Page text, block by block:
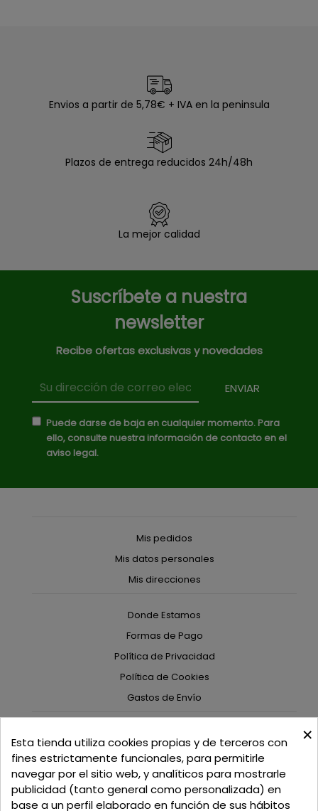
Envios a partir de 5,78€ + IVA en la peninsula
Plazos de entrega reducidos 24h/48h
La mejor calidad
Suscríbete a nuestra
newsletter
Recibe ofertas exclusivas y novedades
Puede darse de baja en cualquier momento. Para
ello, consulte nuestra información de contacto en el
aviso legal.
Mis pedidos
Mis datos personales
Mis direcciones
Donde Estamos
Formas de Pago
Política de Privacidad
Política de Cookies
Gastos de Envío
C/ Delgadillo Nº 7 - Local 1 - 45600
Talavera de la Reina - Toledo - (España)
Llamadnos:+34 925 82 02 19 o625 654 791
×
Esta tienda utiliza cookies propias y de terceros con
fines estrictamente funcionales, para permitirle
navegar por el sitio web, y analíticos para mostrarle
publicidad (tanto general como personalizada) en
base a un perfil elaborado en función de sus hábitos